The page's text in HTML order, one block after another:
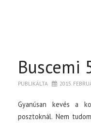
Buscemi
PUBLIKÁLTA 2015.
Gyanúsan kevés a
posztoknál. Nem